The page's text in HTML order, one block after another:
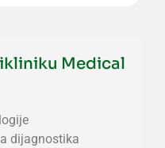
Medical
dijagnostika